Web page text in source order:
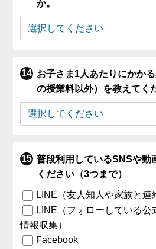
か。
お子さま1人あたりにかか
の授業料以外）を教えてく
普段利用しているSNSや動
ください（3つまで）
LINE（友人知人や家族と連
LINE（フォローしている
情報収集）
Facebook